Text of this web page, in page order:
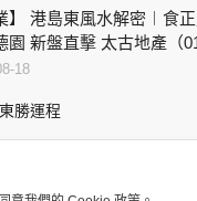
】 港島東風水解密︱食
園 新盤直擊 太古地產（
）合作發展的海德園第1
18
東勝運程